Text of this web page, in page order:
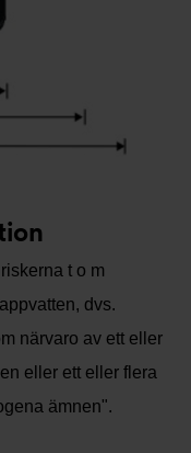
t o m
dvs.
närvaro av ett eller
eller ett eller flera
ämnen".